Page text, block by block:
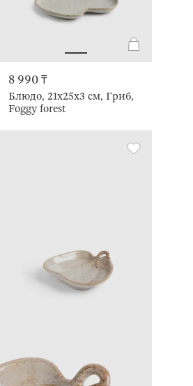
8 990 ₸
Блюдо, 21х25х3 см, Гриб,
Foggy forest